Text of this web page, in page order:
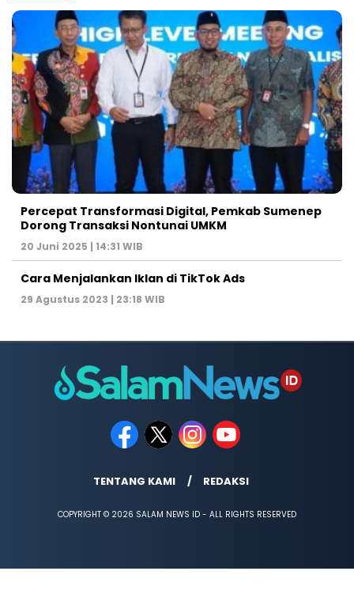
Percepat Transformasi Digital, Pemkab Sumenep
Dorong Transaksi Nontunai UMKM
20 Juni 2025 | 14:31 WIB
Cara Menjalankan Iklan di TikTok Ads
29 Agustus 2023 | 23:18 WIB
TENTANG KAMI REDAKSI
COPYRIGHT © 2026 SALAM NEWS ID - ALL RIGHTS RESERVED